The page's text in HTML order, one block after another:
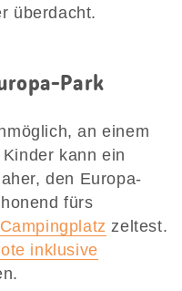
überdacht.
Park
an einem
kann ein
den Europa-
fürs
zeltest.
inklusive